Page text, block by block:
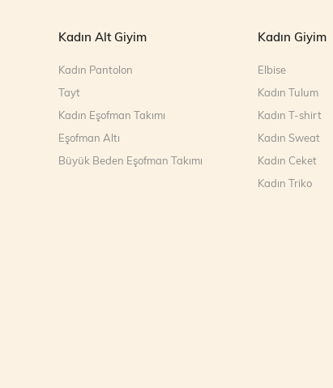
Kadın Alt Giyim
Kadın Pantolon
Tayt
Kadın Eşofman Takımı
Eşofman Altı
Büyük Beden Eşofman Takımı
Kadın Giyim
Elbise
Kadın Tulum
Kadın T-shirt
Kadın Sweat
Kadın Ceket
Kadın Triko